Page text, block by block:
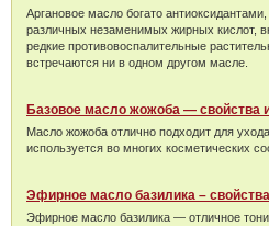
Аргановое масло богато
различных незаменимых жирных кислот,
редкие противовоспалительные
встречаются ни в одном другом масле.
Базовое масло жожоба — свойства
Масло жожоба отлично подходит для
используется во многих косметических
Эфирное масло базилика –
Эфирное масло базилика — отличное